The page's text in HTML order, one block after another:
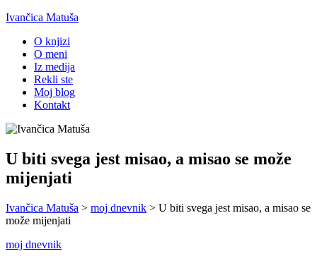
Ivančica Matuša
O knjizi
O meni
Iz medija
Rekli ste
Moj blog
Kontakt
U biti svega jest misao, a misao se može
mijenjati
Ivančica Matuša > moj dnevnik > U biti svega jest misao, a misao se
može mijenjati
moj dnevnik